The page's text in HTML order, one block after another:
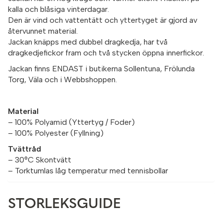
kalla och blåsiga vinterdagar.
Den är vind och vattentätt och yttertyget är gjord av
återvunnet material.
Jackan knäpps med dubbel dragkedja, har två
dragkedjefickor fram och två stycken öppna innerfickor.
Jackan finns ENDAST i butikerna Sollentuna, Frölunda
Torg, Väla och i Webbshoppen.
Material
– 100% Polyamid (Yttertyg / Foder)
– 100% Polyester (Fyllning)
Tvättråd
– 30°C Skontvätt
– Torktumlas låg temperatur med tennisbollar
STORLEKSGUIDE